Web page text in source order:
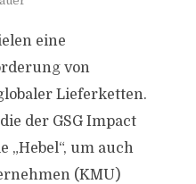
eine
von
Lieferketten.
der GSG Impact
„Hebel“, um auch
(KMU)